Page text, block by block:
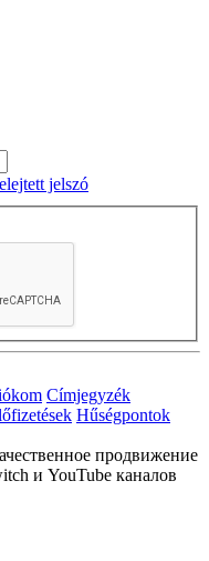
jelszó
Címjegyzék
Hűségpontok
продвижение
и YouTube каналов